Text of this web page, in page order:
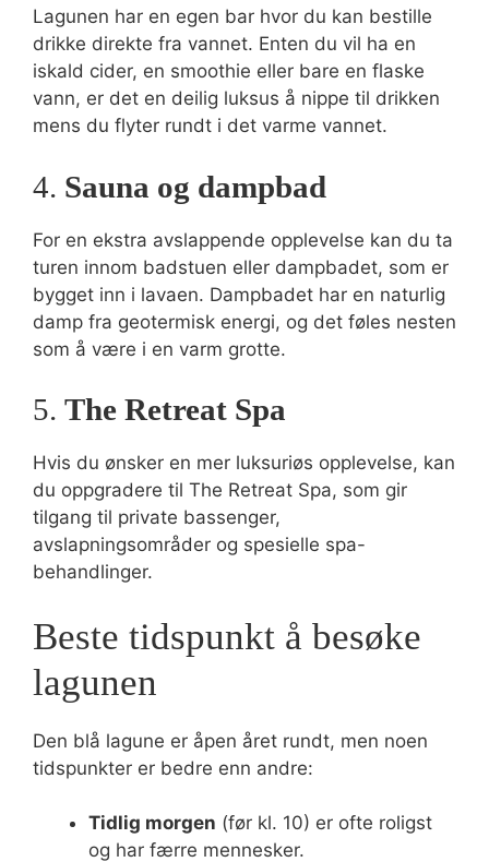
Lagunen har en egen bar hvor du kan bestille
drikke direkte fra vannet. Enten du vil ha en
iskald cider, en smoothie eller bare en flaske
vann, er det en deilig luksus å nippe til drikken
mens du flyter rundt i det varme vannet.
4. Sauna og dampbad
For en ekstra avslappende opplevelse kan du ta
turen innom badstuen eller dampbadet, som er
bygget inn i lavaen. Dampbadet har en naturlig
damp fra geotermisk energi, og det føles nesten
som å være i en varm grotte.
5. The Retreat Spa
Hvis du ønsker en mer luksuriøs opplevelse, kan
du oppgradere til The Retreat Spa, som gir
tilgang til private bassenger,
avslapningsområder og spesielle spa-
behandlinger.
Beste tidspunkt å besøke
lagunen
Den blå lagune er åpen året rundt, men noen
tidspunkter er bedre enn andre:
Tidlig morgen (før kl. 10) er ofte roligst
og har færre mennesker.